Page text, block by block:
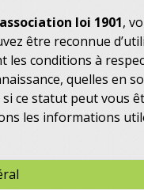
association loi 1901,
être reconnue
les conditions à
quelles en
ce statut peut vous
les informations